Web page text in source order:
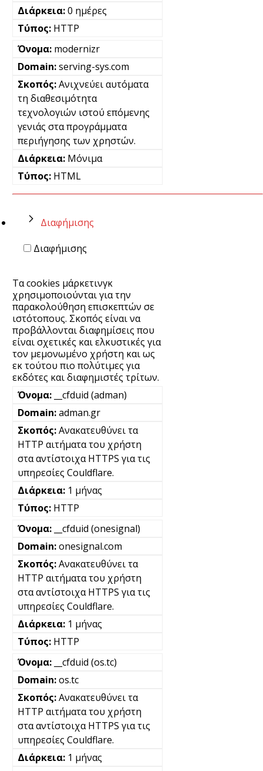
0 ημέρες
HTTP
modernizr
serving-sys.com
Ανιχνεύει αυτόματα
τη διαθεσιμότητα
τεχνολογιών ιστού επόμενης
γενιάς στα προγράμματα
περιήγησης των χρηστών.
Μόνιμα
HTML
Διαφήμισης
Διαφήμισης
Τα cookies μάρκετινγκ
χρησιμοποιούνται για την
παρακολούθηση επισκεπτών σε
ιστότοπους. Σκοπός είναι να
προβάλλονται διαφημίσεις που
είναι σχετικές και ελκυστικές για
τον μεμονωμένο χρήστη και ως
εκ τούτου πιο πολύτιμες για
εκδότες και διαφημιστές τρίτων.
__cfduid (adman)
adman.gr
Ανακατευθύνει τα
HTTP αιτήματα του χρήστη
στα αντίστοιχα HTTPS για τις
υπηρεσίες Couldflare.
1 μήνας
HTTP
__cfduid (onesignal)
onesignal.com
Ανακατευθύνει τα
HTTP αιτήματα του χρήστη
στα αντίστοιχα HTTPS για τις
υπηρεσίες Couldflare.
1 μήνας
HTTP
__cfduid (os.tc)
os.tc
Ανακατευθύνει τα
HTTP αιτήματα του χρήστη
στα αντίστοιχα HTTPS για τις
υπηρεσίες Couldflare.
1 μήνας